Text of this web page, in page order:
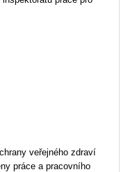
veřejného zdraví
práce a pracovního